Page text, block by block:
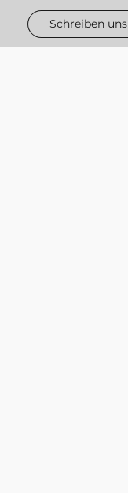
Schreiben uns